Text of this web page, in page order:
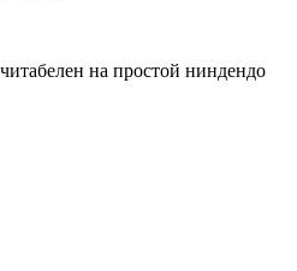
на простой ниндендо